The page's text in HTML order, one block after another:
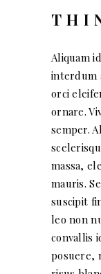
Aliquam
interdum
orci
ornare.
semper.
massa,
mauris.
suscipit
leo non
convallis
posuere,